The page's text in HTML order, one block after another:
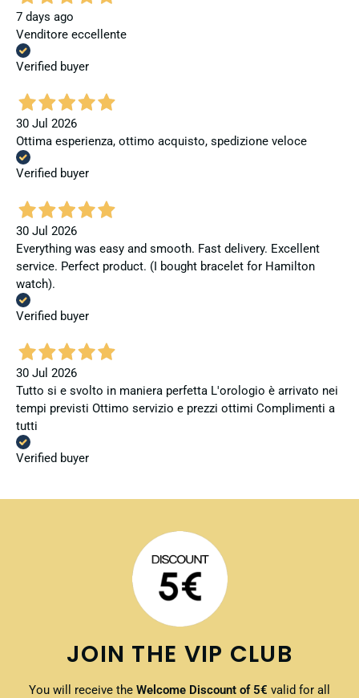
7 days ago
Venditore eccellente
Verified buyer
30 Jul 2026
Ottima esperienza, ottimo acquisto, spedizione veloce
Verified buyer
30 Jul 2026
Everything was easy and smooth. Fast delivery. Excellent
service. Perfect product. (I bought bracelet for Hamilton
watch).
Verified buyer
30 Jul 2026
Tutto si e svolto in maniera perfetta L'orologio è arrivato nei
tempi previsti Ottimo servizio e prezzi ottimi Complimenti a
tutti
Verified buyer
JOIN THE VIP CLUB
You will receive the Welcome Discount of 5€ valid for all